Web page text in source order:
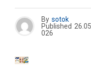
By sotok
Published
026